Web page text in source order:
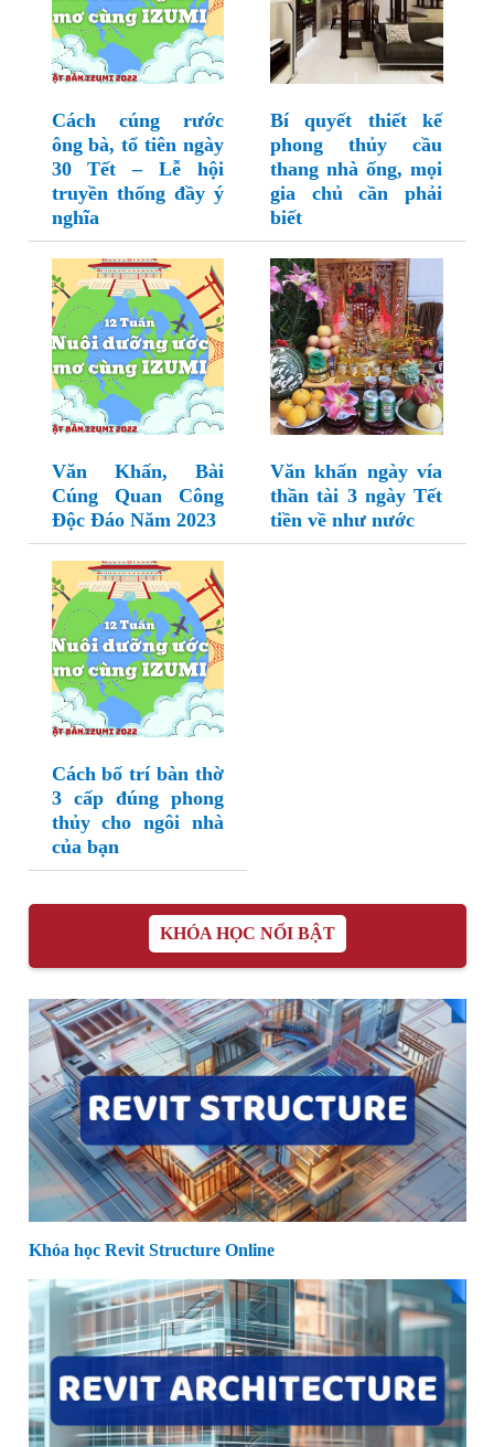
Cách cúng rước
ông bà, tổ tiên ngày
30 Tết – Lễ hội
truyền thống đầy ý
nghĩa
Bí quyết thiết kế
phong thủy cầu
thang nhà ống, mọi
gia chủ cần phải
biết
Văn Khấn, Bài
Cúng Quan Công
Độc Đáo Năm 2023
Văn khấn ngày vía
thần tài 3 ngày Tết
tiền về như nước
Cách bố trí bàn thờ
3 cấp đúng phong
thủy cho ngôi nhà
của bạn
KHÓA HỌC NỔI BẬT
Khóa học Revit Structure Online